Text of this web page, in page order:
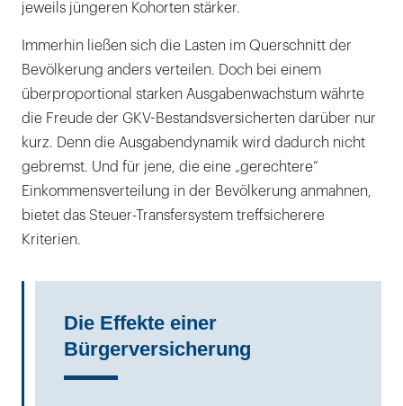
jeweils jüngeren Kohorten stärker.
Immerhin ließen sich die Lasten im Querschnitt der
Bevölkerung anders verteilen. Doch bei einem
überproportional starken Ausgabenwachstum währte
die Freude der GKV-Bestandsversicherten darüber nur
kurz. Denn die Ausgabendynamik wird dadurch nicht
gebremst. Und für jene, die eine „gerechtere“
Einkommensverteilung in der Bevölkerung anmahnen,
bietet das Steuer-Transfersystem treffsicherere
Kriterien.
Die Effekte einer
Bürgerversicherung